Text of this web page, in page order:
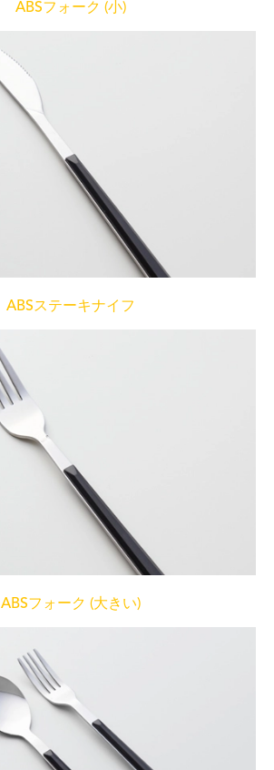
ABSフォーク (小)
ABSステーキナイフ
ABSフォーク (大きい)